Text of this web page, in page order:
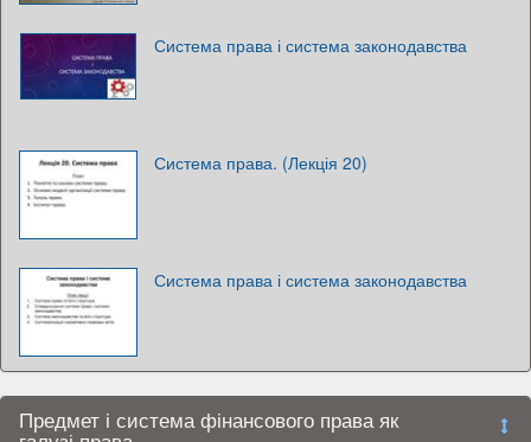
Система права і система законодавства
Система права. (Лекція 20)
Система права і система законодавства
Предмет і система фінансового права як